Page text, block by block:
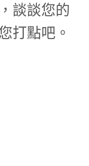
談談您的
打點吧。